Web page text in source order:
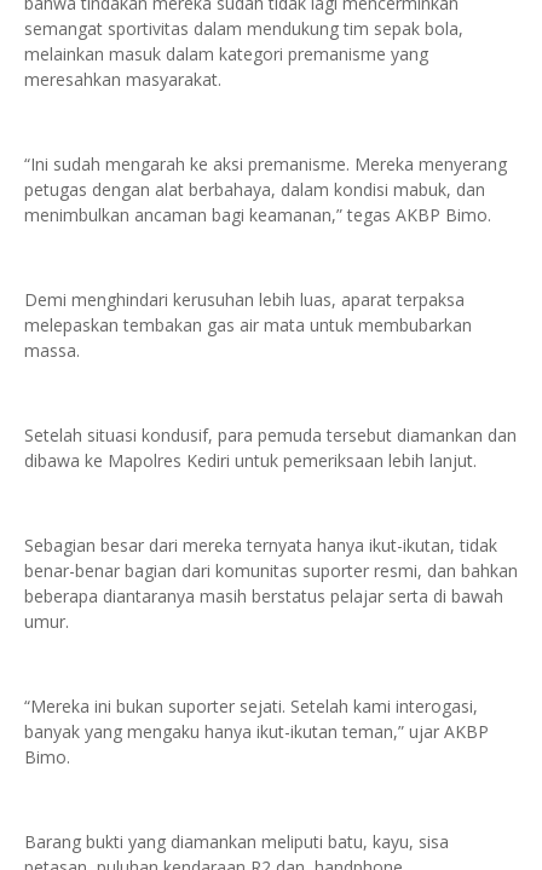
semangat sportivitas dalam mendukung tim sepak bola,
melainkan masuk dalam kategori premanisme yang
meresahkan masyarakat.
“Ini sudah mengarah ke aksi premanisme. Mereka menyerang
petugas dengan alat berbahaya, dalam kondisi mabuk, dan
menimbulkan ancaman bagi keamanan,” tegas AKBP Bimo.
Demi menghindari kerusuhan lebih luas, aparat terpaksa
melepaskan tembakan gas air mata untuk membubarkan
massa.
Setelah situasi kondusif, para pemuda tersebut diamankan dan
dibawa ke Mapolres Kediri untuk pemeriksaan lebih lanjut.
Sebagian besar dari mereka ternyata hanya ikut-ikutan, tidak
benar-benar bagian dari komunitas suporter resmi, dan bahkan
beberapa diantaranya masih berstatus pelajar serta di bawah
umur.
“Mereka ini bukan suporter sejati. Setelah kami interogasi,
banyak yang mengaku hanya ikut-ikutan teman,” ujar AKBP
Bimo.
Barang bukti yang diamankan meliputi batu, kayu, sisa